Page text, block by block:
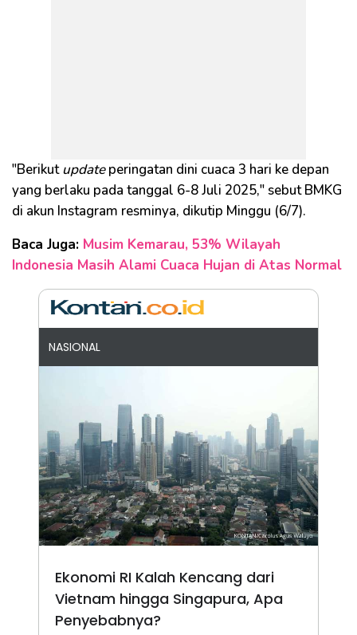
"Berikutupdateperingatan dini cuaca 3 hari ke depan
yang berlaku pada tanggal 6-8 Juli 2025," sebut BMKG
di akun Instagram resminya, dikutip Minggu (6/7).
Baca Juga: Musim Kemarau, 53% Wilayah
Indonesia Masih Alami Cuaca Hujan di Atas Normal
NASIONAL
Ekonomi RI Kalah Kencang dari
Vietnam hingga Singapura, Apa
Penyebabnya?